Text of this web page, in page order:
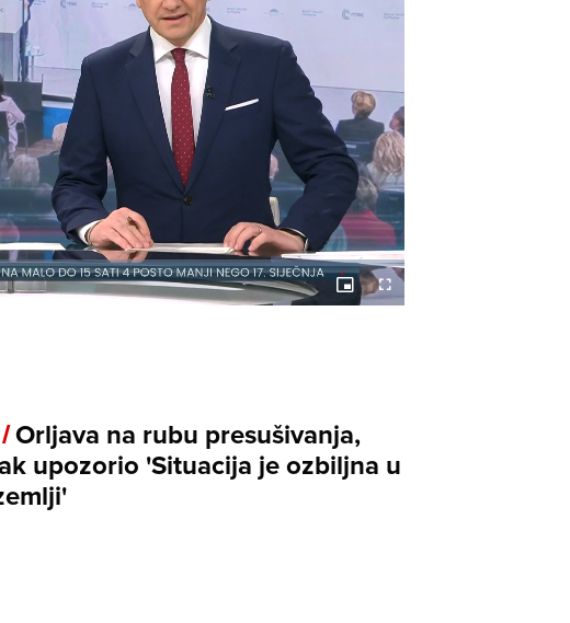
Picture-
in-
Fullscreen
Orljava na rubu presušivanja,
upozorio 'Situacija je ozbiljna u